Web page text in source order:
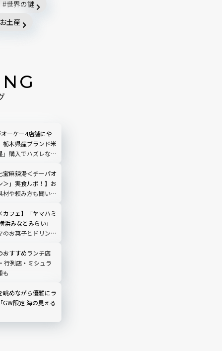
世界の謎
お土産
ーケー4店舗にや
栃木県産ブランド米
」購入でハズレなし
宝麻辣湯＜チーパオ
＞」実食ルポ！】お
材や頼み方も聞いて
フェ】「ヤマハミ
浜みなとみらい」
のお菓子とドリンク
おすすめランチ店
行列店・ミシュラ
も
眺めながら優雅にラ
GW限定 海の見える